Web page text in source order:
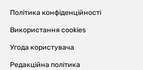
Політика конфіденційності
Використання cookies
Угода користувача
Редакційна політика